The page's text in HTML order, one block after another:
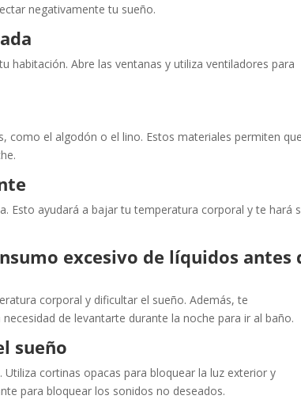
negativamente tu sueño.
habitación. Abre las ventanas y utiliza ventiladores para
como el algodón o el lino. Estos materiales permiten
Esto ayudará a bajar tu temperatura corporal y te hará
excesivo de líquidos antes
corporal y dificultar el sueño. Además, te
de levantarte durante la noche para ir al baño.
sueño
cortinas opacas para bloquear la luz exterior y
para bloquear los sonidos no deseados.